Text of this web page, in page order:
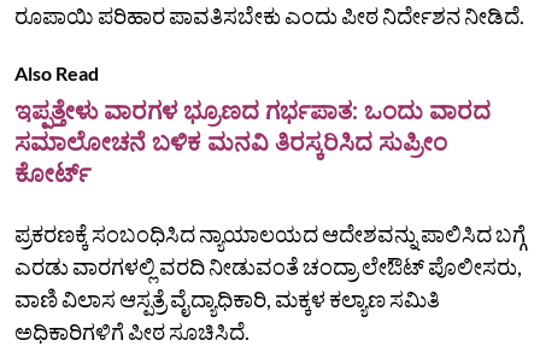
ರೂಪಾಯಿ ಪರಿಹಾರ ಪಾವತಿಸಬೇಕು ಎಂದು ಪೀಠ ನಿರ್ದೇಶನ ನೀಡಿದೆ.
Also Read
ಇಪ್ಪತ್ತೇಳು ವಾರಗಳ ಭ್ರೂಣದ ಗರ್ಭಪಾತ: ಒಂದು ವಾರದ
ಸಮಾಲೋಚನೆ ಬಳಿಕ ಮನವಿ ತಿರಸ್ಕರಿಸಿದ ಸುಪ್ರೀಂ
ಕೋರ್ಟ್
ಪ್ರಕರಣಕ್ಕೆ ಸಂಬಂಧಿಸಿದ ನ್ಯಾಯಾಲಯದ ಆದೇಶವನ್ನು ಪಾಲಿಸಿದ ಬಗ್ಗೆ
ಎರಡು ವಾರಗಳಲ್ಲಿ ವರದಿ ನೀಡುವಂತೆ ಚಂದ್ರಾ ಲೇಔಟ್ ಪೊಲೀಸರು,
ವಾಣಿ ವಿಲಾಸ ಆಸ್ಪತ್ರೆ ವೈದ್ಯಾಧಿಕಾರಿ, ಮಕ್ಕಳ ಕಲ್ಯಾಣ ಸಮಿತಿ
ಅಧಿಕಾರಿಗಳಿಗೆ ಪೀಠ ಸೂಚಿಸಿದೆ.